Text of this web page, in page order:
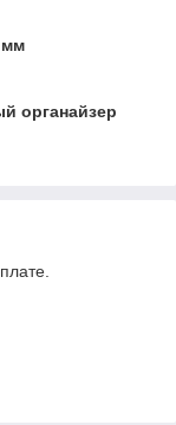
мм
органайзер